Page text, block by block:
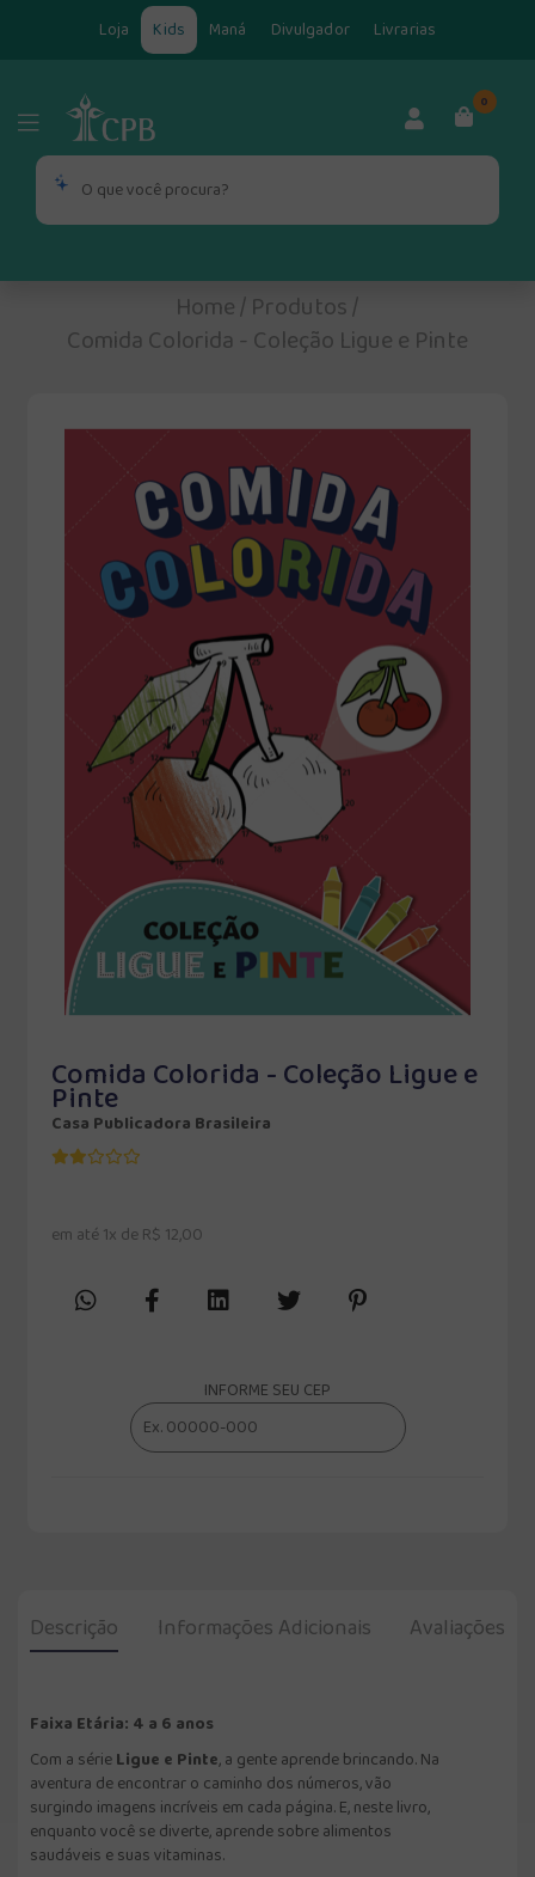
Loja Kids Maná Divulgador Livrarias
0
Home/Produtos/
Comida Colorida - Coleção Ligue e Pinte
Comida Colorida - Coleção Ligue e
Pinte
Casa Publicadora Brasileira
em até 1x de R$ 12,00
INFORME SEU CEP
Descrição Informações Adicionais Avaliações
Faixa Etária: 4 a 6 anos
Com a sérieLigue e Pinte, a gente aprende brincando. Na
aventura de encontrar o caminho dos números, vão
surgindo imagens incríveis em cada página. E, neste livro,
enquanto você se diverte, aprende sobre alimentos
saudáveis e suas vitaminas.